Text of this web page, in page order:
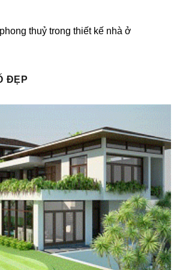
thuỷ trong thiết kế nhà ở
ĐẸP